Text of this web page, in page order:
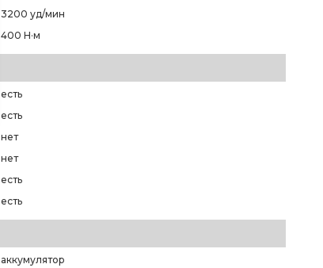
3200 уд/мин
400 Н·м
есть
есть
нет
нет
есть
есть
аккумулятор